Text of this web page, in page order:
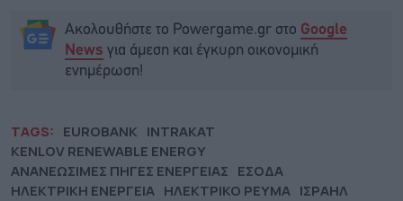
Ακολουθήστε το Powergame.gr στο Google
News για άμεση και έγκυρη οικονομική
ενημέρωση!
TAGS: EUROBANK INTRAKAT
KENLOV RENEWABLE ENERGY
ΑΝΑΝΕΩΣΙΜΕΣ ΠΗΓΕΣ ΕΝΕΡΓΕΙΑΣ ΕΣΟΔΑ
ΗΛΕΚΤΡΙΚΗ ΕΝΕΡΓΕΙΑ ΗΛΕΚΤΡΙΚΟ ΡΕΥΜΑ ΙΣΡΑΗΛ